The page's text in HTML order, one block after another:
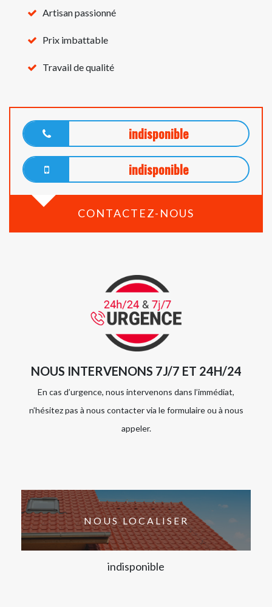
Artisan passionné
Prix imbattable
Travail de qualité
indisponible
indisponible
CONTACTEZ-NOUS
NOUS INTERVENONS 7J/7 ET 24H/24
En cas d’urgence, nous intervenons dans l’immédiat,
n’hésitez pas à nous contacter via le formulaire ou à nous
appeler.
NOUS LOCALISER
indisponible